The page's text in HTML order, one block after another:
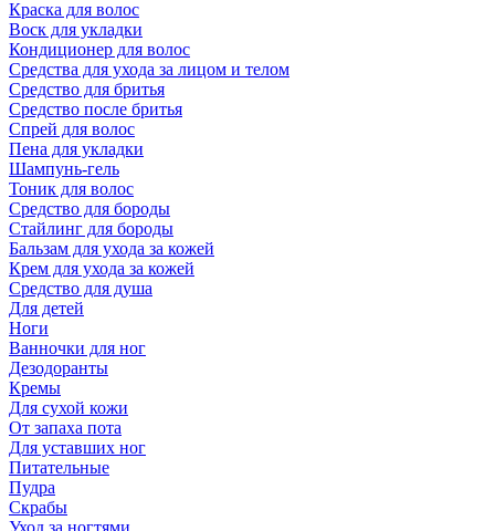
Краска для волос
Воск для укладки
Кондиционер для волос
Средства для ухода за лицом и телом
Средство для бритья
Средство после бритья
Спрей для волос
Пена для укладки
Шампунь-гель
Тоник для волос
Средство для бороды
Стайлинг для бороды
Бальзам для ухода за кожей
Крем для ухода за кожей
Средство для душа
Для детей
Ноги
Ванночки для ног
Дезодоранты
Кремы
Для сухой кожи
От запаха пота
Для уставших ног
Питательные
Пудра
Скрабы
Уход за ногтями